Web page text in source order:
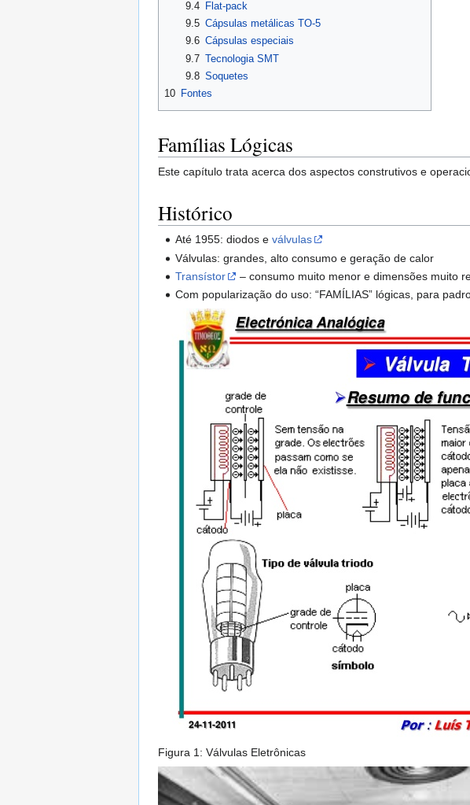
9.4 Flat-pack
9.5 Cápsulas metálicas TO-5
9.6 Cápsulas especiais
9.7 Tecnologia SMT
9.8 Soquetes
10 Fontes
Famílias Lógicas
Este capítulo trata acerca dos aspectos construtivos e
Histórico
Até 1955: diodos eválvulas
Válvulas: grandes, alto consumo e geração de calor
Transístor
– consumo muito menor e dimensões muito
Com popularização do uso: “FAMÍLIAS” lógicas, para
Figura 1: Válvulas Eletrônicas